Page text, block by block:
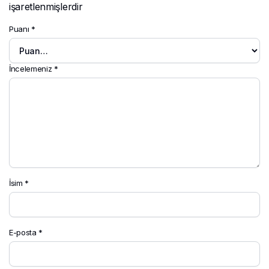
işaretlenmişlerdir
Puanı *
İncelemeniz *
İsim *
E-posta *